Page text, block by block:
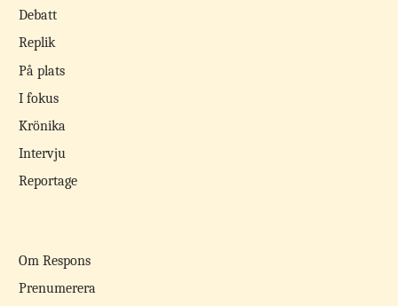
Debatt
Replik
På plats
I fokus
Krönika
Intervju
Reportage
Om Respons
Prenumerera